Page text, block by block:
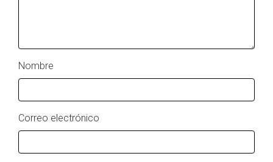
Nombre
Correo electrónico